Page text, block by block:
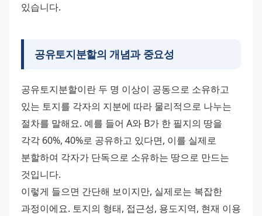
있습니다.
공유토지분할의 개념과 중요성
공유토지분할이란 두 명 이상이 공동으로 소유하고
있는 토지를 각자의 지분에 따라 물리적으로 나누는
절차를 말해요. 예를 들어 A와 B가 한 필지의 땅을
각각 60%, 40%로 공유하고 있다면, 이를 실제로
분할하여 각자가 단독으로 소유하는 땅으로 만드는
것입니다.
이렇게 들으면 간단해 보이지만, 실제로는 복잡한
과정이에요. 토지의 형태, 접근성, 용도지역, 현재 이용